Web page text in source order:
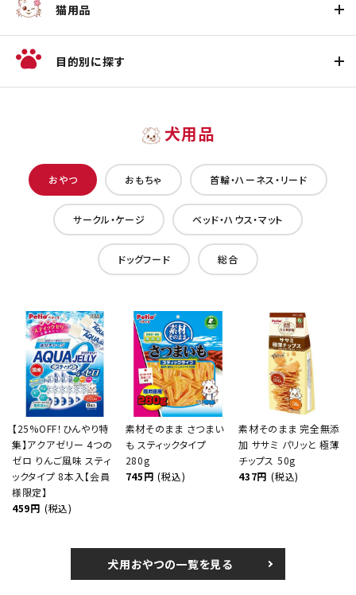
猫用品
目的別に探す
犬用品
おやつ おもちゃ 首輪・ハーネス・リード
サークル・ケージ ベッド・ハウス・マット
ドッグフード 総合
【25%OFF！ひんやり特
集】アクアゼリー 4つの
ゼロ りんご風味 スティ
ックタイプ 8本入【会員
様限定】
459円 (税込)
素材そのまま さつまい
も スティックタイプ
280g
745円 (税込)
素材そのまま 完全無添
加 ササミ パリッと 極薄
チップス 50g
437円 (税込)
犬用おやつの一覧を見る